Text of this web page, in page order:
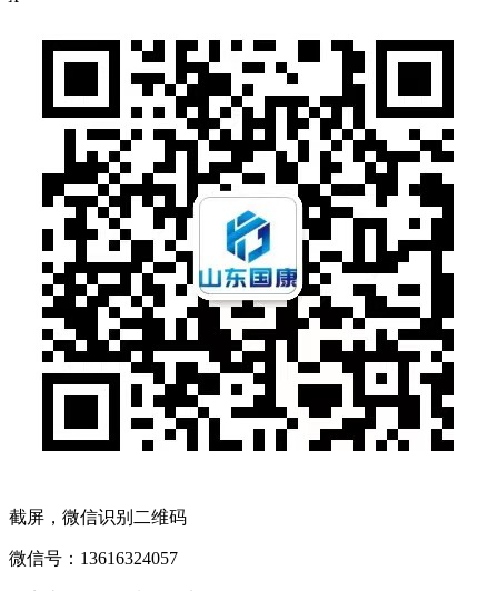
截屏，微信识别二维码
微信号： 13616324057